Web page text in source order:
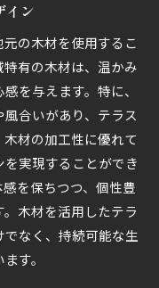
夫
するテラスデザイ
方
方法
デザイン
く空間作り
アキッチン
出
イン
の木材を使用するこ
有の木材は、温かみ
を与えます。特に、
合いがあり、テラス
材の加工性に優れて
実現することができ
を保ちつつ、個性豊
木材を活用したテラ
なく、持続可能な生
す。